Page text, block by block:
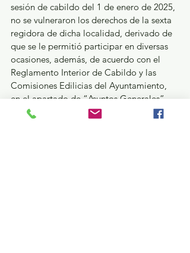
sesión de cabildo del 1 de enero de 2025,
no se vulneraron los derechos de la sexta
regidora de dicha localidad, derivado de
que se le permitió participar en diversas
ocasiones, además, de acuerdo con el
Reglamento Interior de Cabildo y las
Comisiones Edilicias del Ayuntamiento,
en el apartado de “Asuntos Generales”,
señala que únicamente podrán incluirse